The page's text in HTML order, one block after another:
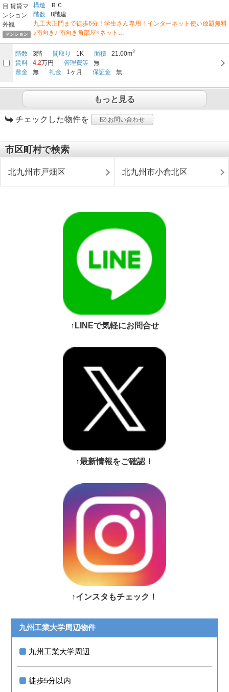
マンション
構造
ＲＣ
階数
8階建
九工大正門まで徒歩6分！学生さん専用！インターネット使い放題無料
♪南向き♪ 南向き角部屋×ネット…
階数 3階 間取り 1K 面積 21.00m2
賃料 4.2万円 管理費等
無
敷金
無 礼金 1ヶ月 保証金 無
もっと見る
チェックした物件を お問い合わせ
市区町村で検索
北九州市戸畑区 北九州市小倉北区
↑LINEで気軽にお問合せ
↑最新情報をご確認！
↑インスタもチェック！
九州工業大学周辺物件
九州工業大学周辺
徒歩5分以内